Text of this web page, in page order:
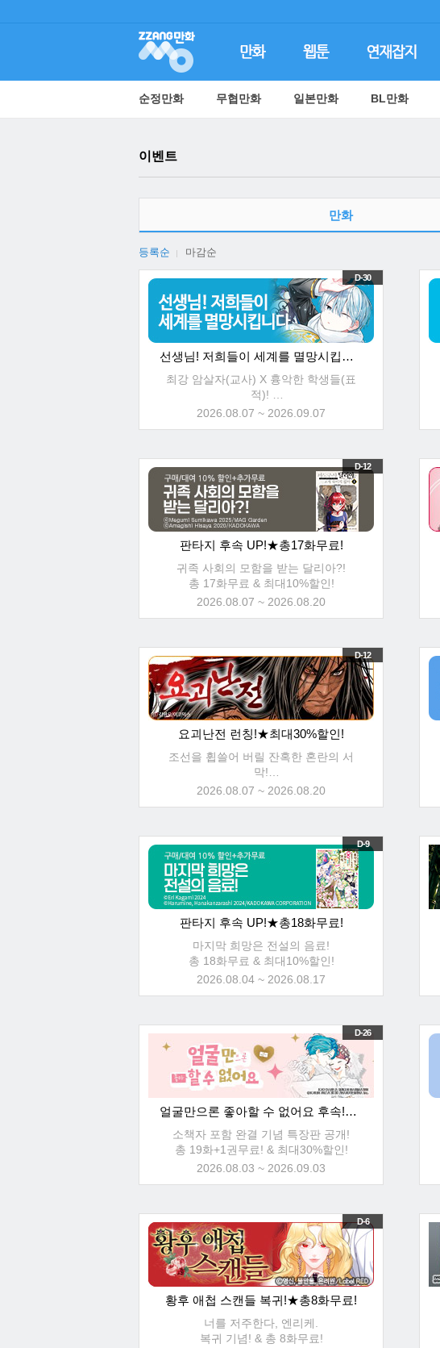
순정만화 무협만화 일본만화 BL만화
이벤트
만화
등록순 마감순
D-30
선생님! 저희들이 세계를 멸망시킵니다 후속!★총48화무료!
최강 암살자(교사) X 흉악한 학생들(표
적)!
총 48화무료 & 최대30%할인!
2026.08.07 ~ 2026.09.07
D-12
판타지 후속 UP!★총17화무료!
귀족 사회의 모함을 받는 달리아?!
총 17화무료 & 최대10%할인!
2026.08.07 ~ 2026.08.20
D-12
요괴난전 런칭!★최대30%할인!
조선을 휩쓸어 버릴 잔혹한 혼란의 서
막!
총 5화무료 & 최대30%할인!
2026.08.07 ~ 2026.08.20
D-9
판타지 후속 UP!★총18화무료!
마지막 희망은 전설의 음료!
총 18화무료 & 최대10%할인!
2026.08.04 ~ 2026.08.17
D-26
얼굴만으론 좋아할 수 없어요 후속!★최대30%할인!
소책자 포함 완결 기념 특장판 공개!
총 19화+1권무료! & 최대30%할인!
2026.08.03 ~ 2026.09.03
D-6
황후 애첩 스캔들 복귀!★총8화무료!
너를 저주한다, 엔리케.
복귀 기념! & 총 8화무료!